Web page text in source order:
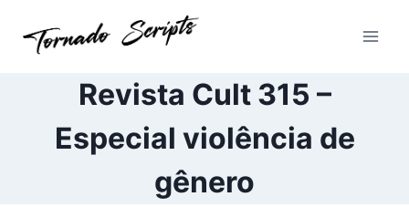
para
Revista Cult 315 –
Especial violência de
gênero